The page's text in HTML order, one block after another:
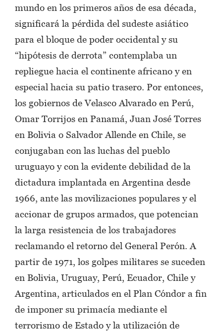
mundo en los primeros años de esa década,
significará la pérdida del sudeste asiático
para el bloque de poder occidental y su
“hipótesis de derrota” contemplaba un
repliegue hacia el continente africano y en
especial hacia su patio trasero. Por entonces,
los gobiernos de Velasco Alvarado en Perú,
Omar Torrijos en Panamá, Juan José Torres
en Bolivia o Salvador Allende en Chile, se
conjugaban con las luchas del pueblo
uruguayo y con la evidente debilidad de la
dictadura implantada en Argentina desde
1966, ante las movilizaciones populares y el
accionar de grupos armados, que potencian
la larga resistencia de los trabajadores
reclamando el retorno del General Perón. A
partir de 1971, los golpes militares se suceden
en Bolivia, Uruguay, Perú, Ecuador, Chile y
Argentina, articulados en el Plan Cóndor a fin
de imponer su primacía mediante el
terrorismo de Estado y la utilización de